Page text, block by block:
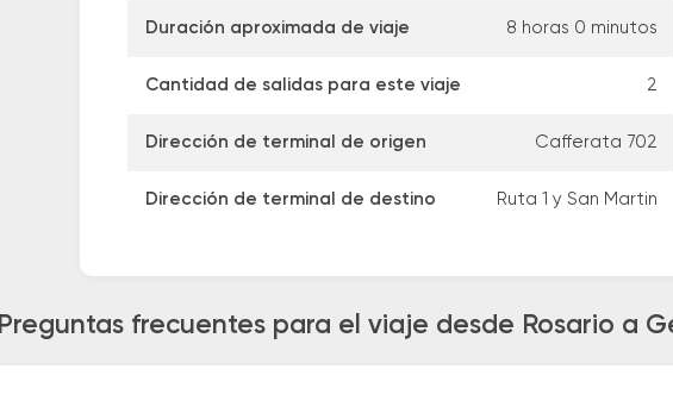
Duración aproximada de viaje 8 horas 0 minutos
Cantidad de salidas para este viaje 2
Dirección de terminal de origen Cafferata 702
Dirección de terminal de destino Ruta 1 y San Martin
Preguntas frecuentes para el viaje desde Rosario a